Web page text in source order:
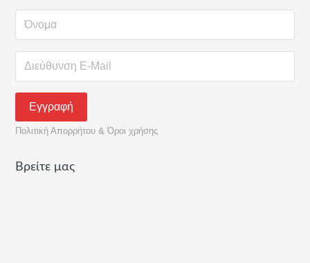
Πολιτική Απορρήτου & Όροι χρήσης
Βρείτε μας